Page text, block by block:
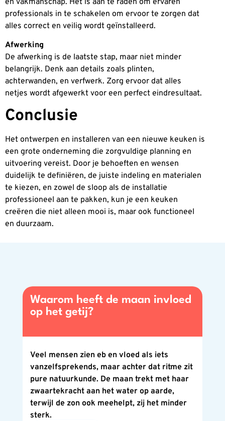
professionals in te schakelen om ervoor te zorgen dat
alles correct en veilig wordt geïnstalleerd.
Afwerking
De afwerking is de laatste stap, maar niet minder
belangrijk. Denk aan details zoals plinten,
achterwanden, en verfwerk. Zorg ervoor dat alles
netjes wordt afgewerkt voor een perfect eindresultaat.
Conclusie
Het ontwerpen en installeren van een nieuwe keuken is
een grote onderneming die zorgvuldige planning en
uitvoering vereist. Door je behoeften en wensen
duidelijk te definiëren, de juiste indeling en materialen
te kiezen, en zowel de sloop als de installatie
professioneel aan te pakken, kun je een keuken
creëren die niet alleen mooi is, maar ook functioneel
en duurzaam.
Waarom heeft de maan invloed
op het getij?
Veel mensen zien eb en vloed als iets
vanzelfsprekends, maar achter dat ritme zit
pure natuurkunde. De maan trekt met haar
zwaartekracht aan het water op aarde,
terwijl de zon ook meehelpt, zij het minder
sterk.